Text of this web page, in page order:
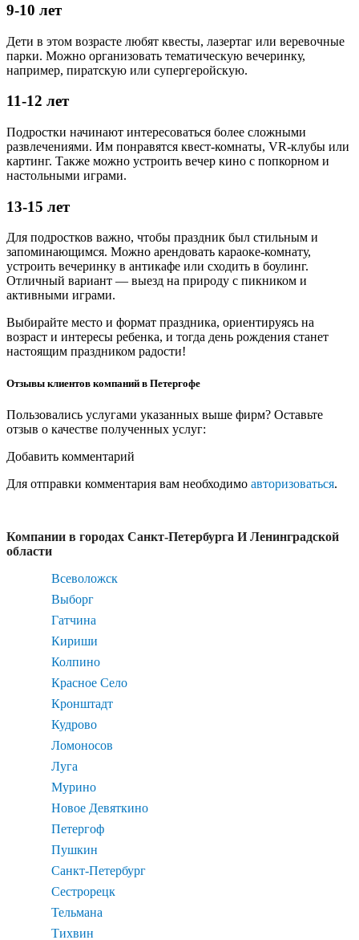
9-10 лет
Дети в этом возрасте любят квесты, лазертаг или веревочные
парки. Можно организовать тематическую вечеринку,
например, пиратскую или супергеройскую.
11-12 лет
Подростки начинают интересоваться более сложными
развлечениями. Им понравятся квест-комнаты, VR-клубы или
картинг. Также можно устроить вечер кино с попкорном и
настольными играми.
13-15 лет
Для подростков важно, чтобы праздник был стильным и
запоминающимся. Можно арендовать караоке-комнату,
устроить вечеринку в антикафе или сходить в боулинг.
Отличный вариант — выезд на природу с пикником и
активными играми.
Выбирайте место и формат праздника, ориентируясь на
возраст и интересы ребенка, и тогда день рождения станет
настоящим праздником радости!
Отзывы клиентов компаний в Петергофе
Пользовались услугами указанных выше фирм? Оставьте
отзыв о качестве полученных услуг:
Добавить комментарий
Для отправки комментария вам необходимо авторизоваться.
Компании в городах Санкт-Петербурга И Ленинградской
области
Всеволожск
Выборг
Гатчина
Кириши
Колпино
Красное Село
Кронштадт
Кудрово
Ломоносов
Луга
Мурино
Новое Девяткино
Петергоф
Пушкин
Санкт-Петербург
Сестрорецк
Тельмана
Тихвин